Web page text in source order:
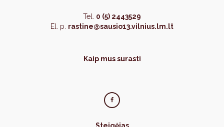
Tel. 0 (5) 2443529
El. p. rastine@sausio13.vilnius.lm.lt
Kaip mus surasti